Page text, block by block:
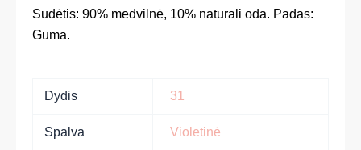
Sudėtis: 90% medvilnė, 10% natūrali oda. Padas:
Guma.
Dydis 31
Spalva Violetinė